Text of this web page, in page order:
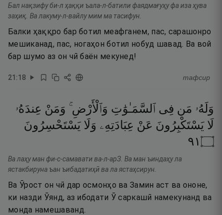
Бал нақзифу би-л ҳаққи ъала-л-батили фаядмағуҳу фа иза ҳува
заҳиқ. Ва лакуму-л-вайлу мим ма тасифун.
Балки ҳаққро бар ботил меафганем, пас, сарашонро
мешиканад, пас, ногаҳон ботил нобуд шавад. Ва вой
бар шумо аз он чӣ баён мекунед!
21:18 тафсир
وَلَهُۥ مَن فِى ٱلسَّمَـٰوَٰتِ وَٱلْأَرْضِ ۚ وَمَنْ عِندَهُۥ
لَا يَسْتَكْبِرُونَ عَنْ عِبَادَتِهِۦ وَلَا يَسْتَحْسِرُونَ
۝١٩
Ва лаҳу ман фи-с-самавати ва-л-арЗ. Ва ман ъиндаҳу ла
ястакбируна ъан ъибадатиҳӣ ва ла ястаҳсирун.
Ва Ӯрост он чӣ дар осмонҳо ва Замин аст ва ононе,
ки назди Ӯянд, аз ибодати Ӯ саркашӣ намекунанд ва
монда намешаванд.